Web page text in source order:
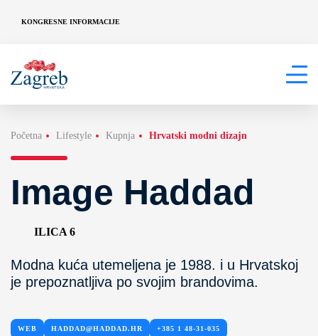
KONGRESNE INFORMACIJE
Početna Lifestyle Kupnja Hrvatski modni dizajn
Image Haddad
ILICA 6
Modna kuća utemeljena je 1988. i u Hrvatskoj
je prepoznatljiva po svojim brandovima.
WEB HADDAD@HADDAD.HR +385 1 48-31-035